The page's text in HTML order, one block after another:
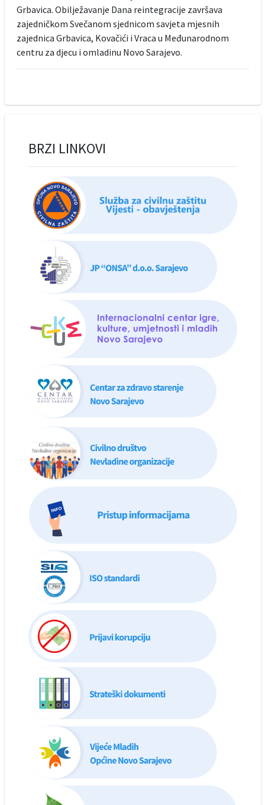
Grbavica. Obilježavanje Dana reintegracije završava
zajedničkom Svečanom sjednicom savjeta mjesnih
zajednica Grbavica, Kovačići i Vraca u Međunarodnom
centru za djecu i omladinu Novo Sarajevo.
BRZI LINKOVI